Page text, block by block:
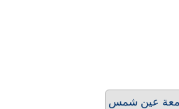
عين شمس